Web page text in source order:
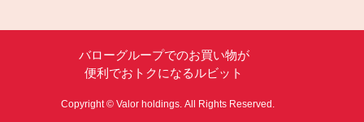
バローグループでのお買い物が
便利でおトクになるルビット
Copyright © Valor holdings. All Rights Reserved.